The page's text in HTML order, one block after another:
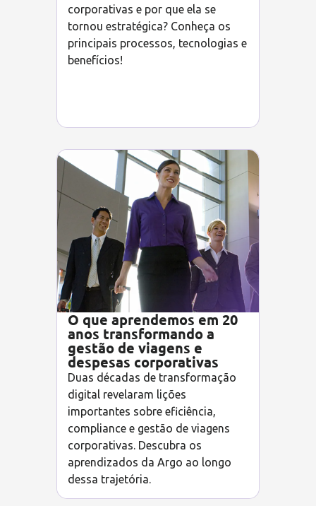
corporativas e por que ela se
tornou estratégica? Conheça os
principais processos, tecnologias e
benefícios!
O que aprendemos em 20
anos transformando a
gestão de viagens e
despesas corporativas
Duas décadas de transformação
digital revelaram lições
importantes sobre eficiência,
compliance e gestão de viagens
corporativas. Descubra os
aprendizados da Argo ao longo
dessa trajetória.